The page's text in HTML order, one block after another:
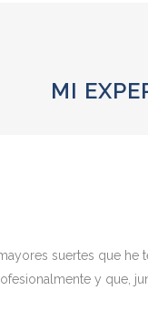
MI
suertes que
y que,